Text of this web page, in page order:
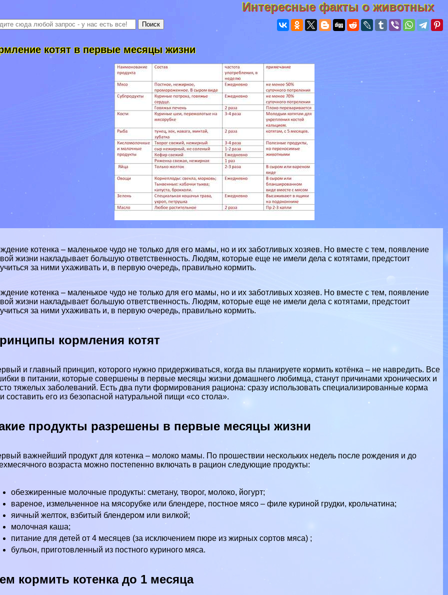
Интересные факты о животных
котят в первые месяцы жизни
котенка – маленькое чудо не только для его мамы, но и их заботливых хозяев. Но вместе с тем, появление
жизни накладывает большую ответственность. Людям, которые еще не имели дела с котятами, предстоит
за ними ухаживать и, в первую очередь, правильно кормить.
котенка – маленькое чудо не только для его мамы, но и их заботливых хозяев. Но вместе с тем, появление
жизни накладывает большую ответственность. Людям, которые еще не имели дела с котятами, предстоит
за ними ухаживать и, в первую очередь, правильно кормить.
кормления котят
и главный принцип, которого нужно придерживаться, когда вы планируете кормить котёнка – не навредить. Все
в питании, которые совершены в первые месяцы жизни домашнего любимца, станут причинами хронических и
тяжелых заболеваний. Есть два пути формирования рациона: сразу использовать специализированные корма
составить его из безопасной натуральной пищи «со стола».
продукты разрешены в первые месяцы жизни
важнейший продукт для котенка – молоко мамы. По прошествии нескольких недель после рождения и до
возраста можно постепенно включать в рацион следующие продукты:
обезжиренные молочные продукты: сметану, творог, молоко, йогурт;
вареное, измельченное на мясорубке или блендере, постное мясо – филе куриной грудки, крольчатина;
яичный желток, взбитый блендером или вилкой;
молочная каша;
питание для детей от 4 месяцев (за исключением пюре из жирных сортов мяса) ;
бульон, приготовленный из постного куриного мяса.
кормить котенка до 1 месяца